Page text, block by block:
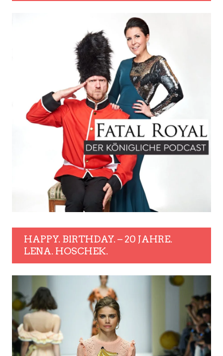
HAPPY. BIRTHDAY. – 20 JAHRE.
LENA. HOSCHEK.